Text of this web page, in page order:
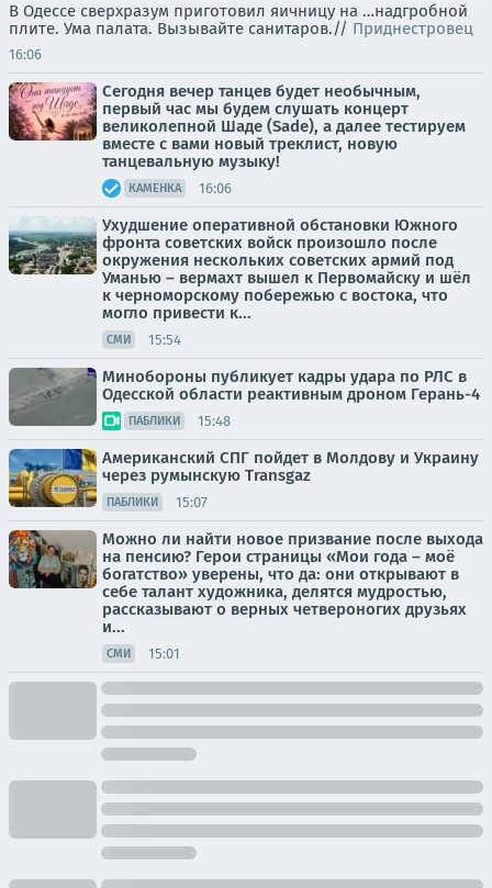
В Одессе сверхразум приготовил яичницу на …надгробной
плите. Ума палата. Вызывайте санитаров.// Приднестровец
16:06
Сегодня вечер танцев будет необычным,
первый час мы будем слушать концерт
великолепной Шаде (Sade), а далее тестируем
вместе с вами новый треклист, новую
танцевальную музыку!
КАМЕНКА 16:06
Ухудшение оперативной обстановки Южного
фронта советских войск произошло после
окружения нескольких советских армий под
Уманью – вермахт вышел к Первомайску и шёл
к черноморскому побережью с востока, что
могло привести к...
СМИ 15:54
Минобороны публикует кадры удара по РЛС в
Одесской области реактивным дроном Герань-4
ПАБЛИКИ 15:48
Американский СПГ пойдет в Молдову и Украину
через румынскую Transgaz
ПАБЛИКИ 15:07
Можно ли найти новое призвание после выхода
на пенсию? Герои страницы «Мои года – моё
богатство» уверены, что да: они открывают в
себе талант художника, делятся мудростью,
рассказывают о верных четвероногих друзьях
и...
СМИ 15:01